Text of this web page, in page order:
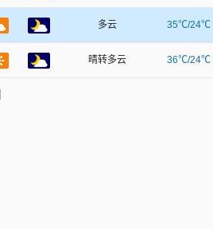
多云 35℃/24℃
晴转多云 36℃/24℃